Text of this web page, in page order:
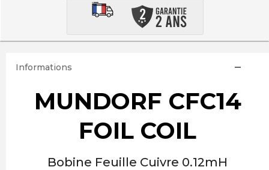
Informations
MUNDORF CFC14
FOIL COIL
Bobine Feuille Cuivre 0.12mH